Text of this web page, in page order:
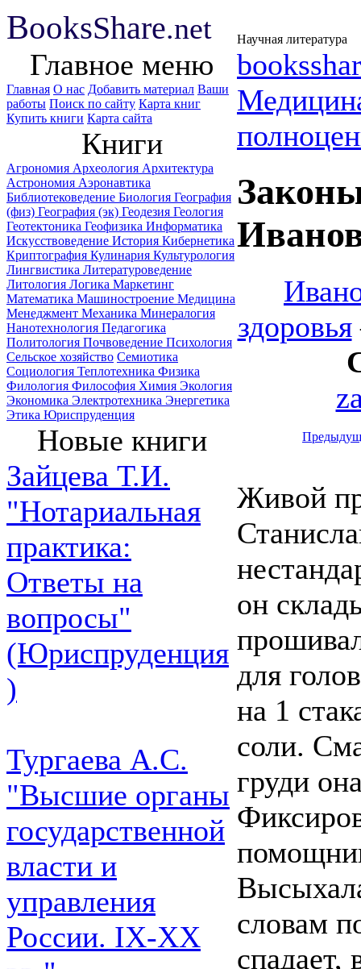
BooksShare.net Научная литература
Главное меню
Главная О нас Добавить материал Ваши
работы Поиск по сайту Карта книг
Купить книги Карта сайта
Книги
Агрономия Археология Архитектура
Астрономия Аэронавтика
Библиотековедение Биология География
(физ) География (эк) Геодезия Геология
Геотектоника Геофизика Информатика
Искусствоведение История Кибернетика
Криптография Кулинария Культурология
Лингвистика Литературоведение
Литология Логика Маркетинг
Математика Машиностроение Медицина
Менеджмент Механика Минералогия
Нанотехнология Педагогика
Политология Почвоведение Психология
Сельское хозяйство Семиотика
Социология Теплотехника Физика
Филология Философия Химия Экология
Экономика Электротехника Энергетика
Этика Юриспруденция
Новые книги
Зайцева Т.И.
"Нотариальная
практика:
Ответы на
вопросы"
(Юриспруденция
)
Тургаева А.С.
"Высшие органы
государственной
власти и
управления
России. IХ-ХХ
здоровья
Живой
он
для
на 1
соли.
груди
словам
спадает,